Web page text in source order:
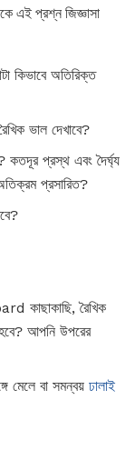
এই প্রশ্ন জিজ্ঞাসা
কিভাবে অতিরিক্ত
ভাল দেখাবে?
কতদূর প্রস্থ এবং দৈর্ঘ্য
প্রসারিত?
কাছাকাছি, রৈখিক
আপনি উপরের
মেলে বা সমন্বয় ঢালাই